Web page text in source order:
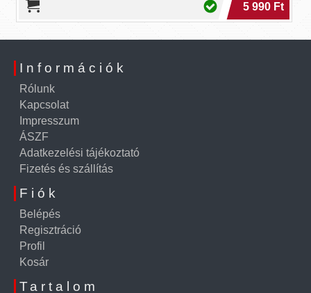
Információk
Rólunk
Kapcsolat
Impresszum
ÁSZF
Adatkezelési tájékoztató
Fizetés és szállítás
Fiók
Belépés
Regisztráció
Profil
Kosár
Tartalom